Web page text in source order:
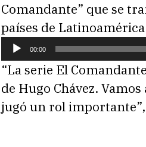
Comandante” que se
países de
e
p
r
o
00:00
“La serie El
de Hugo Chávez.
jugó un rol